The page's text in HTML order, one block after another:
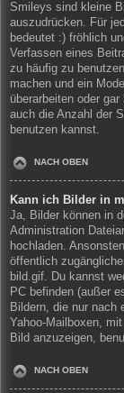
Smileys sind kleine
auszudrücken. Für
bedeutet :) fröhlich
Verfassen eines
zu häufig zu
machen und ein
überarbeiten oder
auch die Anzahl der
benutzen kannst.
NACH OBEN
Kann ich Bilder in
Ja, Bilder können in
Administration
hochladen.
öffentlich
bild.gif. Du kannst
PC befinden (außer
Bildern, die nur nach
Yahoo-Mailboxen,
Bild anzuzeigen,
NACH OBEN